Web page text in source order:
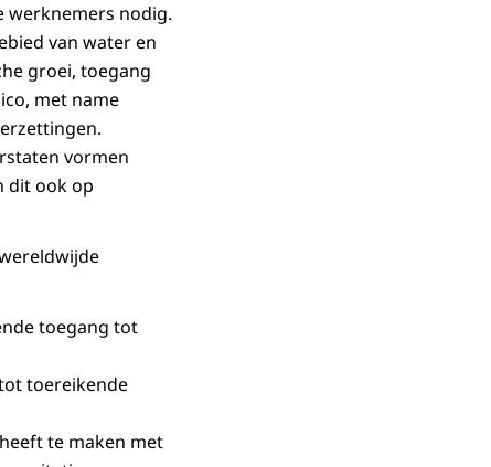
werknemers nodig.
van water en
groei, toegang
met name
vormen
dit ook op
toegang tot
toereikende
te maken met